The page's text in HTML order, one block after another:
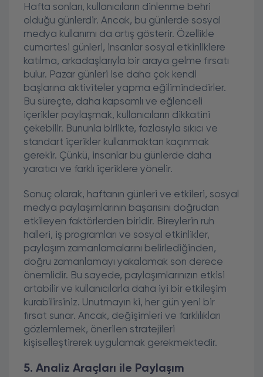
Hafta sonları, kullanıcıların dinlenme behri
olduğu günlerdir. Ancak, bu günlerde sosyal
medya kullanımı da artış gösterir. Özellikle
cumartesi günleri, insanlar sosyal etkinliklere
katılma, arkadaşlarıyla bir araya gelme fırsatı
bulur. Pazar günleri ise daha çok kendi
başlarına aktiviteler yapma eğilimindedirler.
Bu süreçte, daha kapsamlı ve eğlenceli
içerikler paylaşmak, kullanıcıların dikkatini
çekebilir. Bununla birlikte, fazlasıyla sıkıcı ve
standart içerikler kullanmaktan kaçınmak
gerekir. Çünkü, insanlar bu günlerde daha
yaratıcı ve farklı içeriklere yönelir.
Sonuç olarak, haftanın günleri ve etkileri, sosyal
medya paylaşımlarının başarısını doğrudan
etkileyen faktörlerden biridir. Bireylerin ruh
halleri, iş programları ve sosyal etkinlikler,
paylaşım zamanlamalarını belirlediğinden,
doğru zamanlamayı yakalamak son derece
önemlidir. Bu sayede, paylaşımlarınızın etkisi
artabilir ve kullanıcılarla daha iyi bir etkileşim
kurabilirsiniz. Unutmayın ki, her gün yeni bir
fırsat sunar. Ancak, değişimleri ve farklılıkları
gözlemlemek, önerilen stratejileri
kişiselleştirerek uygulamak gerekmektedir.
5. Analiz Araçları ile Paylaşım